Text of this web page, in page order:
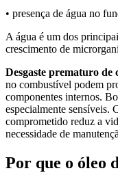
• presença de água no
A água é um dos
crescimento de
Desgaste prematuro de
no combustível podem
componentes internos.
especialmente sensíveis.
comprometido reduz a
necessidade de
Por que o óleo